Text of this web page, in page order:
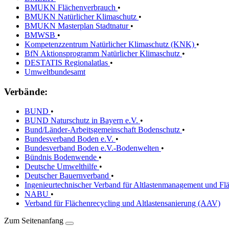
BMUKN Flächenverbrauch •
BMUKN Natürlicher Klimaschutz •
BMUKN Masterplan Stadtnatur •
BMWSB •
Kompetenzzentrum Natürlicher Klimaschutz (KNK) •
BfN Aktionsprogramm Natürlicher Klimaschutz •
DESTATIS Regionalatlas •
Umweltbundesamt
Verbände:
BUND •
BUND Naturschutz in Bayern e.V. •
Bund/Länder-Arbeitsgemeinschaft Bodenschutz •
Bundesverband Boden e.V. •
Bundesverband Boden e.V.-Bodenwelten •
Bündnis Bodenwende •
Deutsche Umwelthilfe •
Deutscher Bauernverband •
Ingenieurtechnischer Verband für Altlastenmanagement und
NABU •
Verband für Flächenrecycling und Altlastensanierung (AAV)
Zum Seitenanfang